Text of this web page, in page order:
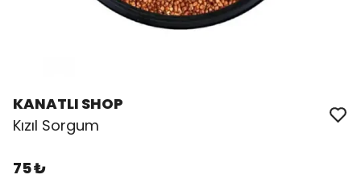
KANATLI SHOP
Kızıl Sorgum
75 ₺